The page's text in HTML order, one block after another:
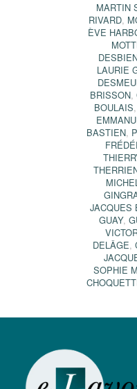
MARTIN
RIVARD,
ÈVE
LAURIE
BRISSON,
BOULAIS,
BASTIEN,
JACQUES
GUAY,
DELÂGE,
SOPHIE